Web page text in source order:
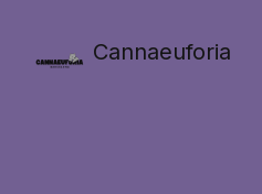
Cannaeuforia